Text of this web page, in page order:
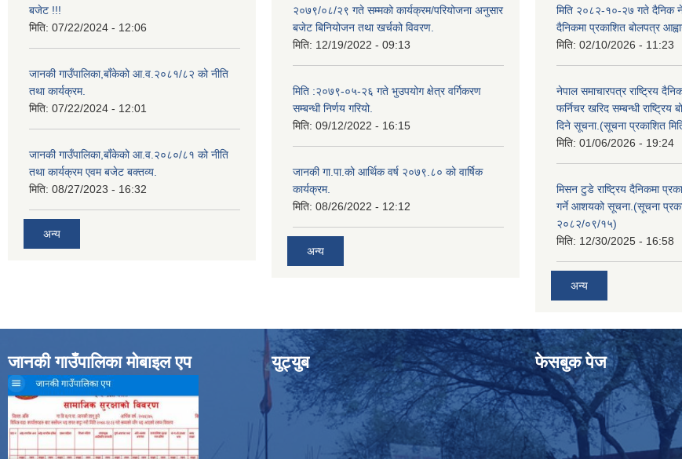
बजेट !!!
मिति: 07/22/2024 - 12:06
जानकी गाउँपालिका,बाँकेको आ.व.२०८१/८२ को नीति
तथा कार्यक्रम.
मिति: 07/22/2024 - 12:01
जानकी गाउँपालिका,बाँकेको आ.व.२०८०/८१ को नीति
तथा कार्यक्रम एवम बजेट बक्तव्य.
मिति: 08/27/2023 - 16:32
अन्य
२०७९/०८/२९ गते सम्मको कार्यक्रम/परियोजना अनुसार
बजेट बिनियोजन तथा खर्चको विवरण.
मिति: 12/19/2022 - 09:13
मिति :२०७९-०५-२६ गते भुउपयोग क्षेत्र वर्गिकरण
सम्बन्धी निर्णय गरियो.
मिति: 09/12/2022 - 16:15
जानकी गा.पा.को आर्थिक वर्ष २०७९.८० को वार्षिक
कार्यक्रम.
मिति: 08/26/2022 - 12:12
अन्य
मिति २०८२-१०-२७ गते दैनिक
दैनिकमा प्रकाशित बोलपत्र
मिति: 02/10/2026 - 11:23
नेपाल समाचारपत्र राष्ट्रिय
फर्निचर खरिद सम्बन्धी राष्ट्रिय
दिने सूचना.(सूचना प्रकाशित
मिति: 01/06/2026 - 19:24
मिसन टुडे राष्ट्रिय दैनिकमा
गर्ने आशयको सूचना.(सूचना
२०८२/०९/१५)
मिति: 12/30/2025 - 16:58
अन्य
जानकी गाउँपालिका मोबाइल एप युट्युब फेसबुक पेज